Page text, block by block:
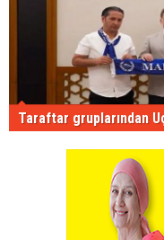
Taraftar gruplarından